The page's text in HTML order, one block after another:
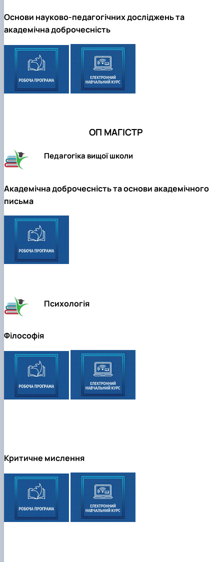
Основи науково-педагогічних досліджень та
академічна доброчесність
ОП МАГІСТР
Педагогіка вищої школи
Академічна доброчесність та основи академічного
письма
Психологія
Філософія
Критичне мислення